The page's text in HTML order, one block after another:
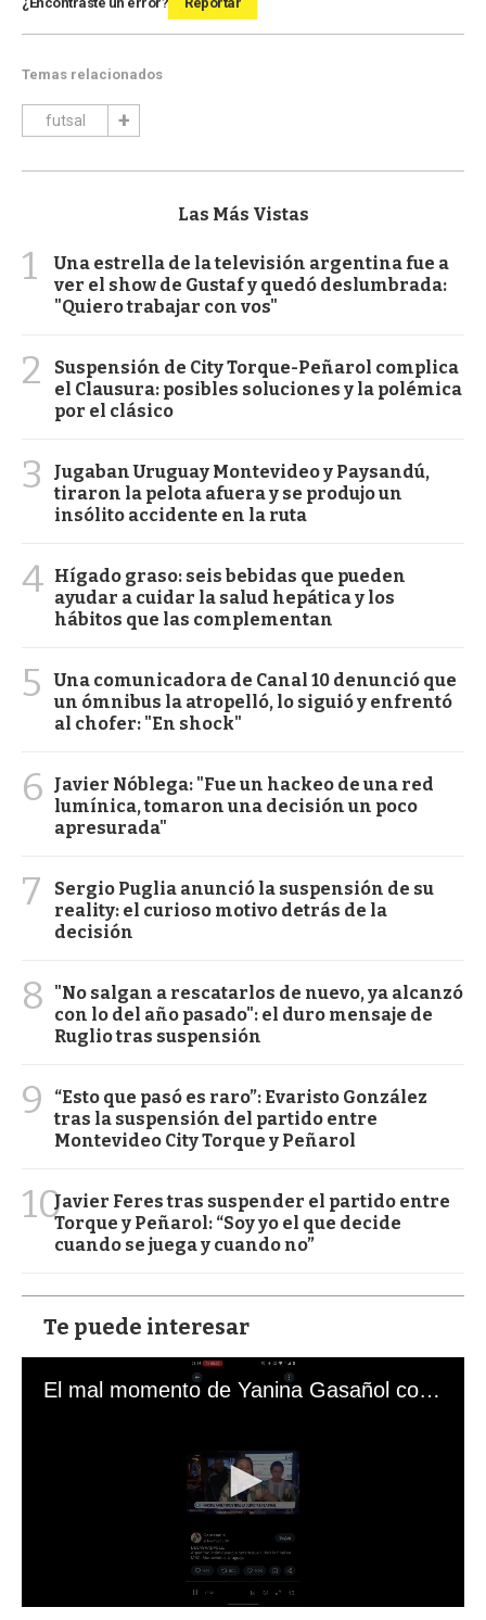
Temas relacionados
futsal
Las Más Vistas
1
Una estrella de la televisión argentina fue a
ver el show de Gustaf y quedó deslumbrada:
"Quiero trabajar con vos"
2
Suspensión de City Torque-Peñarol complica
el Clausura: posibles soluciones y la polémica
por el clásico
3
Jugaban Uruguay Montevideo y Paysandú,
tiraron la pelota afuera y se produjo un
insólito accidente en la ruta
4 Hígado graso: seis bebidas que pueden
ayudar a cuidar la salud hepática y los
hábitos que las complementan
5
Una comunicadora de Canal 10 denunció que
un ómnibus la atropelló, lo siguió y enfrentó
al chofer: "En shock"
6
Javier Nóblega: "Fue un hackeo de una red
lumínica, tomaron una decisión un poco
apresurada"
7
Sergio Puglia anunció la suspensión de su
reality: el curioso motivo detrás de la
decisión
8
"No salgan a rescatarlos de nuevo, ya alcanzó
con lo del año pasado": el duro mensaje de
Ruglio tras suspensión
9
“Esto que pasó es raro”: Evaristo González
tras la suspensión del partido entre
Montevideo City Torque y Peñarol
10Javier Feres tras suspender el partido entre
Torque y Peñarol: “Soy yo el que decide
cuando se juega y cuando no”
Te puede interesar
El mal momento de Yanina Gasañol con un hincha argentino en "Subrayado"